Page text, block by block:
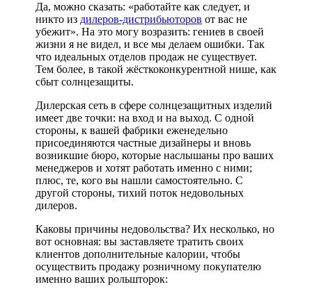
Да, можно сказать: «работайте как следует, и
никто из дилеров-дистрибьюторов от вас не
убежит». На это могу возразить: гениев в своей
жизни я не видел, и все мы делаем ошибки. Так
что идеальных отделов продаж не существует.
Тем более, в такой жёсткоконкурентной нише, как
сбыт солнцезащиты.
Дилерская сеть в сфере солнцезащитных изделий
имеет две точки: на вход и на выход. С одной
стороны, к вашей фабрики еженедельно
присоединяются частные дизайнеры и вновь
возникшие бюро, которые наслышаны про ваших
менеджеров и хотят работать именно с ними;
плюс, те, кого вы нашли самостоятельно. С
другой стороны, тихий поток недовольных
дилеров.
Каковы причины недовольства? Их несколько, но
вот основная: вы заставляете тратить своих
клиентов дополнительные калории, чтобы
осуществить продажу розничному покупателю
именно ваших рольшторок: